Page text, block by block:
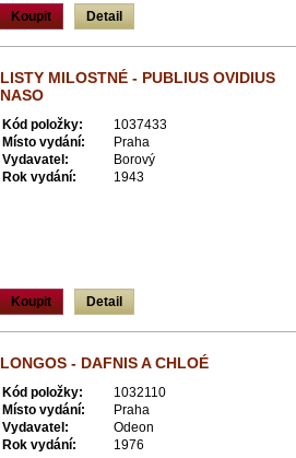
Koupit Detail
LISTY MILOSTNÉ - PUBLIUS OVIDIUS
NASO
Kód položky:
1037433
Místo vydání:
Praha
Vydavatel:
Borový
Rok vydání:
1943
Koupit Detail
LONGOS - DAFNIS A CHLOÉ
Kód položky:
1032110
Místo vydání:
Praha
Vydavatel:
Odeon
Rok vydání:
1976